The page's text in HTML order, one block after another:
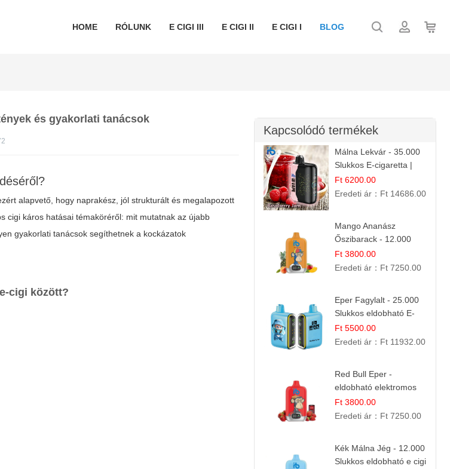
HOME RÓLUNK E CIGI III E CIGI II E CIGI I BLOG
és gyakorlati tanácsok
alapvető, hogy naprakész, jól strukturált és megalapozott
cigi káros hatásai témaköréről: mit mutatnak az újabb
gyakorlati tanácsok segíthetnek a kockázatok
cigi között?
Kapcsolódó termékek
Málna Lekvár - 35.000
Slukkos E-cigaretta |
IBVape Bar Édes
Gyümölcs Íz
Ft 6200.00
Eredeti ár： Ft 14686.00
Mango Ananász
Őszibarack - 12.000
Slukkos eldobható e-
Cigaretta
Ft 3800.00
Eredeti ár： Ft 7250.00
Eper Fagylalt - 25.000
Slukkos eldobható E-
cigaretta | Édes
Desszert Íz
Ft 5500.00
Eredeti ár： Ft 11932.00
Red Bull Eper -
eldobható elektromos
cigi | Energizáló
Gyümölcs Íz
Ft 3800.00
Eredeti ár： Ft 7250.00
Kék Málna Jég - 12.000
Slukkos eldobható e cigi